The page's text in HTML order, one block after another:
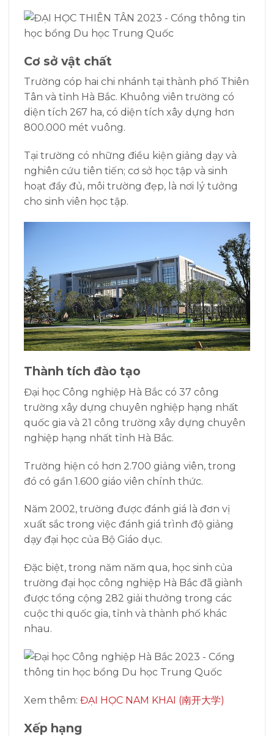
Cơ sở vật chất
Trường cóp hai chi nhánh tại thành phố Thiên
Tân và tỉnh Hà Bắc. Khuông viên trường có
diện tích 267 ha, có diện tích xây dựng hơn
800.000 mét vuông.
Tại trường có những điều kiện giảng dạy và
nghiên cứu tiên tiến; cơ sở học tập và sinh
hoạt đầy đủ, môi trường đẹp, là nơi lý tưởng
cho sinh viên học tập.
Thành tích đào tạo
Đại học Công nghiệp Hà Bắc có 37 công
trường xây dựng chuyên nghiệp hạng nhất
quốc gia và 21 công trường xây dựng chuyên
nghiệp hạng nhất tỉnh Hà Bắc.
Trường hiện có hơn 2.700 giảng viên, trong
đó có gần 1.600 giáo viên chính thức.
Năm 2002, trường được đánh giá là đơn vị
xuất sắc trong việc đánh giá trình độ giảng
dạy đại học của Bộ Giáo dục.
Đặc biệt, trong năm năm qua, học sinh của
trường đại học công nghiệp Hà Bắc đã giành
được tổng cộng 282 giải thưởng trong các
cuộc thi quốc gia, tỉnh và thành phố khác
nhau.
Xem thêm: ĐẠI HỌC NAM KHAI (南开大学)
Xếp hạng